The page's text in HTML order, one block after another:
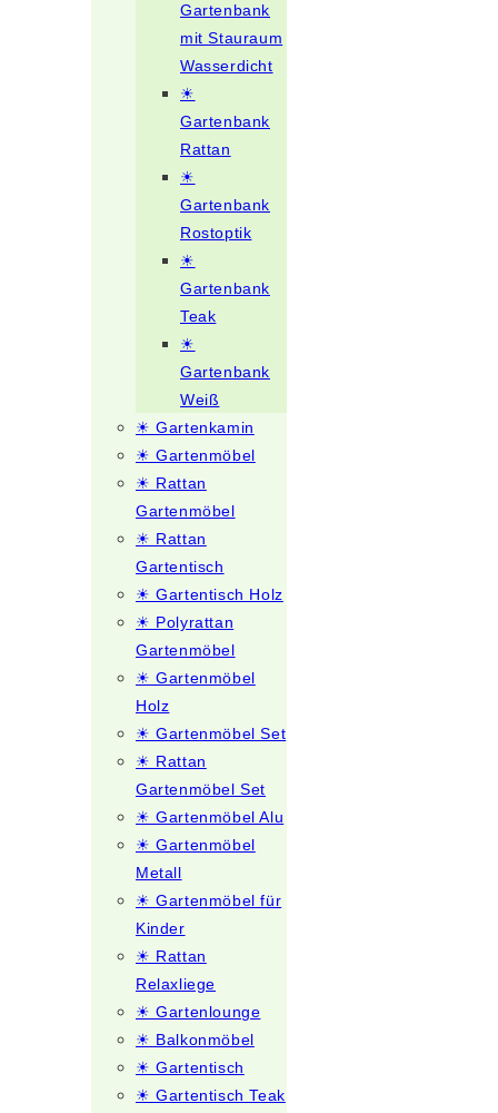
Gartenbank
mit Stauraum
Wasserdicht
☀
Gartenbank
Rattan
☀
Gartenbank
Rostoptik
☀
Gartenbank
Teak
☀
Gartenbank
Weiß
☀ Gartenkamin
☀ Gartenmöbel
☀ Rattan
Gartenmöbel
☀ Rattan
Gartentisch
☀ Gartentisch Holz
☀ Polyrattan
Gartenmöbel
☀ Gartenmöbel
Holz
☀ Gartenmöbel Set
☀ Rattan
Gartenmöbel Set
☀ Gartenmöbel Alu
☀ Gartenmöbel
Metall
☀ Gartenmöbel für
Kinder
☀ Rattan
Relaxliege
☀ Gartenlounge
☀ Balkonmöbel
☀ Gartentisch
☀ Gartentisch Teak